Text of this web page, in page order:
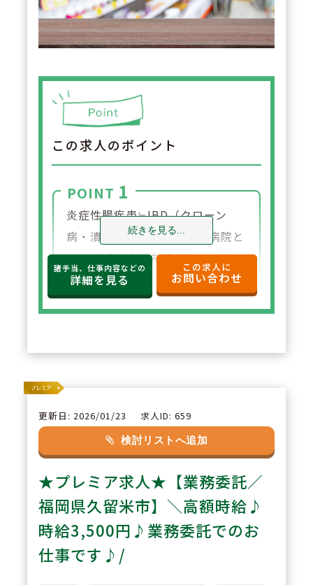
この求人のポイント
POINT 1
炎症性腸疾患≒IBD（クローン
病・潰瘍性大腸炎）の専門病院と
して地域医療の先端を担っており
ます。 新薬も毎年のように販売さ
れ、日々知識をアップデートでき
POINT 2
無菌調剤室を設置しており、抗が
ん剤を取り扱えます。
毎週のケモカンファレンス、定期
開催のキャンサーボード・ケモ委
員会でのレジメン登録など。抗癌
剤のミキシングもおこなっており
ます。
続きを見る...
諸手当、仕事内容などの
詳細を見る
この求人に
お問い合わせ
更新日: 2026/01/23 求人ID: 659
検討リストへ追加
★プレミア求人★【業務委託／
福岡県久留米市】＼高額時給♪
時給3,500円♪業務委託でのお
仕事です♪/